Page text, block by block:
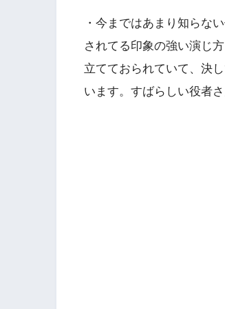
・今まではあまり知らな
されてる印象の強い演じ
立てておられていて、決
います。すばらしい役者さ